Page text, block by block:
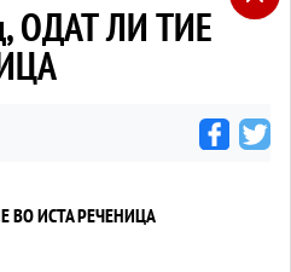
ОДАТ ЛИ ТИЕ